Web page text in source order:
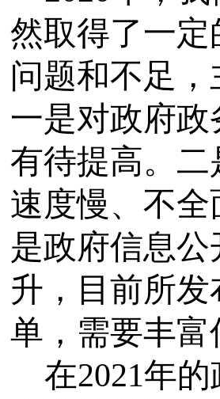
然取得了一
问题和不足
一是对政府政
有待提高。 二
速度慢、不
是政府信息
升，目前所
单，需要丰
在2021年的